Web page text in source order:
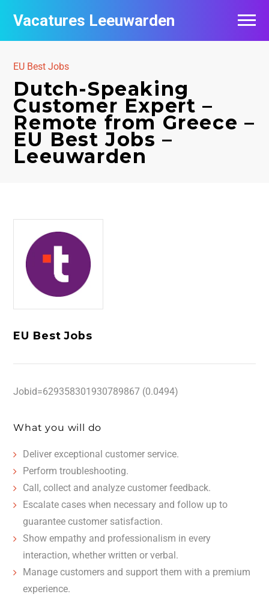
Vacatures Leeuwarden
EU Best Jobs
Dutch-Speaking
Customer Expert –
Remote from Greece –
EU Best Jobs –
Leeuwarden
EU Best Jobs
Jobid=629358301930789867 (0.0494)
What you will do
Deliver exceptional customer service.
Perform troubleshooting.
Call, collect and analyze customer feedback.
Escalate cases when necessary and follow up to
guarantee customer satisfaction.
Show empathy and professionalism in every
interaction, whether written or verbal.
Manage customers and support them with a premium
experience.
Vacatures per bedrijf
Nieuwsbrief feed